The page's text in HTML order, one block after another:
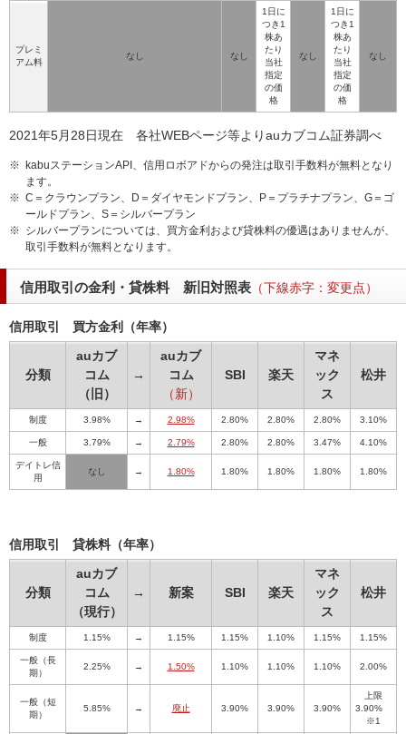
プレミ
アム料
なし なし
1日に
つき1
株あ
たり
当社
指定
の価
格
なし
1日に
つき1
株あ
たり
当社
指定
の価
格
なし
2021年5月28日現在 各社WEBページ等よりauカブコム証券調べ
※ kabuステーションAPI、信用ロボアドからの発注は取引手数料が無料となり
ます。
※ C＝クラウンプラン、D＝ダイヤモンドプラン、P＝プラチナプラン、G＝ゴ
ールドプラン、S＝シルバープラン
※ シルバープランについては、買方金利および貸株料の優遇はありませんが、
取引手数料が無料となります。
信用取引の金利・貸株料 新旧対照表 （下線赤字：変更点）
信用取引 買方金利（年率）
分類
auカブ
コム
（旧）
→
auカブ
コム
（新）
SBI 楽天
マネ
ック
ス
松井
制度 3.98% → 2.98% 2.80% 2.80% 2.80% 3.10%
一般 3.79% → 2.79% 2.80% 2.80% 3.47% 4.10%
デイトレ信
用
なし → 1.80% 1.80% 1.80% 1.80% 1.80%
信用取引 貸株料（年率）
分類
auカブ
コム
（現行）
→ 新案 SBI 楽天
マネ
ック
ス
松井
制度 1.15% → 1.15% 1.15% 1.10% 1.15% 1.15%
一般（長
期）
2.25% → 1.50% 1.10% 1.10% 1.10% 2.00%
一般（短
期）
5.85% → 廃止 3.90% 3.90% 3.90%
上限
3.90%
※1